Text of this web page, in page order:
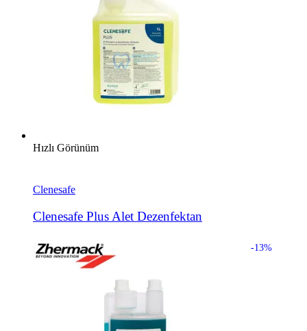
Hızlı Görünüm
Clenesafe
Clenesafe Plus Alet Dezenfektan
-13%